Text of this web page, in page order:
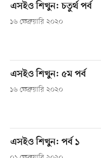
এসইও শিখুন: চতুর্থ পর্ব
১৬ ফেব্রুয়ারি ২০২০
এসইও শিখুন: ৫ম পর্ব
১৬ ফেব্রুয়ারি ২০২০
এসইও শিখুন: পর্ব ১